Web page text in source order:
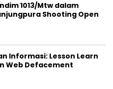
1013/Mtw dalam
Shooting Open
Informasi: Lesson Learn
Web Defacement